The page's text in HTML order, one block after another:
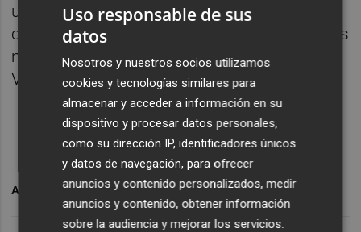
un año después lo hizo en el Gran Canaria,
con el que firmó un contrato de dos años, los
mismos que tiene su nuevo contrato con el
Valencia.
ARCHIVADO EN VALENCIA BASKET
Uso responsable de sus
datos
Nosotros y nuestros socios utilizamos
cookies y tecnologías similares para
almacenar y acceder a información en su
dispositivo y procesar datos personales,
como su dirección IP, identificadores únicos
y datos de navegación, para ofrecer
anuncios y contenido personalizados, medir
anuncios y contenido, obtener información
sobre la audiencia y mejorar los servicios.